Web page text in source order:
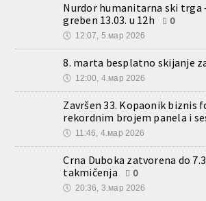
Nurdor humanitarna ski trga
greben 13.03. u 12h
0
🕔 12:07, 5.мар 2026
8. marta besplatno skijanje
🕔 12:00, 4.мар 2026
Završen 33. Kopaonik biznis
rekordnim brojem panela i
🕔 11:46, 4.мар 2026
Crna Duboka zatvorena do
takmičenja
0
🕔 20:36, 3.мар 2026